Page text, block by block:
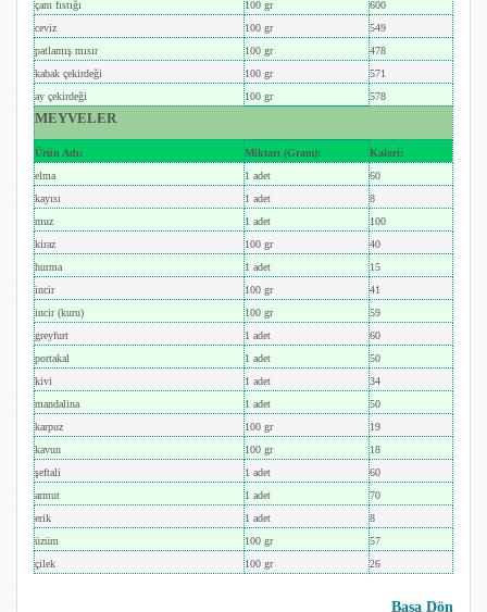
çam fıstığı 100 gr
600
ceviz
100 gr
549
patlamış mısır
100 gr
478
kabak çekirdeği
100 gr
571
ay çekirdeği
100 gr 578
MEYVELER
Ürün Adı: Miktarı (Gram):
Kalori:
elma
1 adet
60
kayısı
1 adet
8
muz
1 adet
100
kiraz
100 gr
40
hurma
1 adet
15
incir
100 gr
41
incir (kuru)
100 gr
59
greyfurt
1 adet
60
portakal
1 adet
50
kivi
1 adet
34
mandalina
1 adet
50
karpuz
100 gr
19
kavun
100 gr
18
şeftali
1 adet
60
armut
1 adet
70
erik
1 adet
8
üzüm
100 gr
57
çilek
100 gr 26
Başa Dön